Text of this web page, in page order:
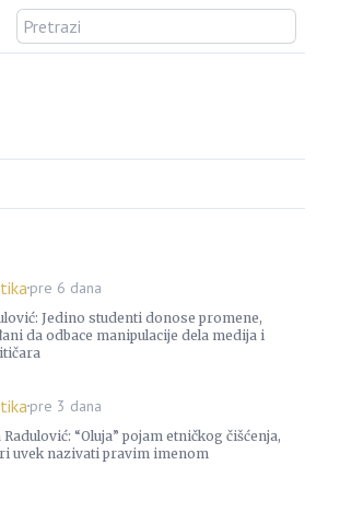
pre 6 dana
Jedino studenti donose promene,
da odbace manipulacije dela medija i
pre 3 dana
Radulović: “Oluja” pojam etničkog čišćenja,
uvek nazivati pravim imenom